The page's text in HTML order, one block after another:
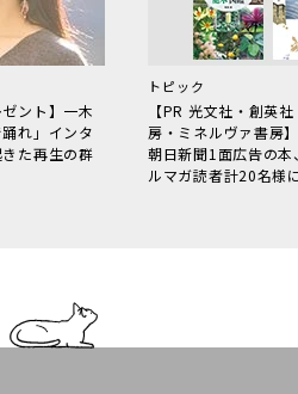
ント】一木
れ」インタ
た再生の群
トピック
【PR 光文社・創英
房・ミネルヴァ書房
朝日新聞1面広告の本
ルマガ読者計20名様に